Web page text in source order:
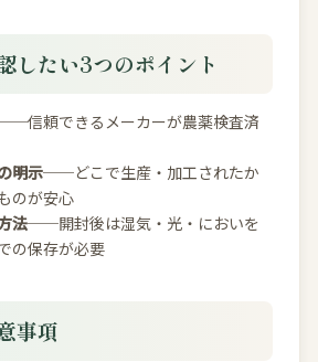
したい3つのポイント
信頼できるメーカーが農薬検査済
明示──どこで生産・加工されたか
のが安心
法──開封後は湿気・光・においを
の保存が必要
事項